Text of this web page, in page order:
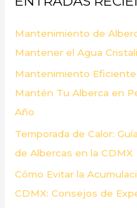
o
r
:
Mantenimiento de
Mantener el Agua
Mantenimiento Eficiente
Mantén Tu Alberca en
Año
Temporada de Calor:
de Albercas en la CDMX
Cómo Evitar la
CDMX: Consejos de